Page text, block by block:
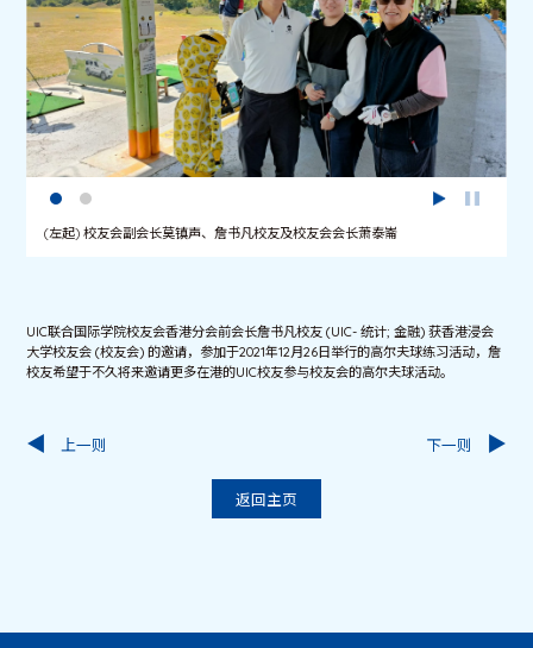
(左起) 校友会副会长莫镇声、詹书凡校友及校友会会长萧泰崙
UIC联合国际学院校友会香港分会前会长詹书凡校友 (UIC- 统计; 金融) 获香港浸会
大学校友会 (校友会) 的邀请，参加于2021年12月26日举行的高尔夫球练习活动，詹
校友希望于不久将来邀请更多在港的UIC校友参与校友会的高尔夫球活动。
上一则
返回主页
下一则